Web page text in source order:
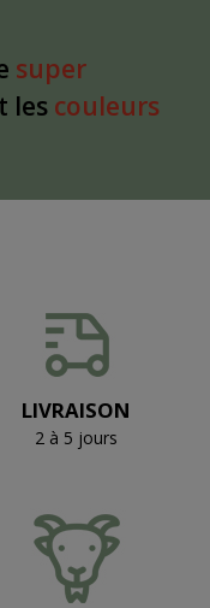
super
les couleurs
LIVRAISON
2 à 5 jours